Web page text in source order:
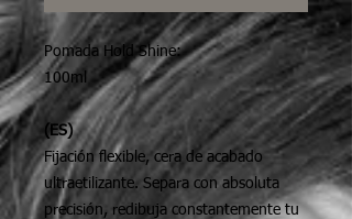
Pomada Hold Shine:
100ml
(ES)
Fijación flexible, cera de acabado
ultraetilizante. Separa con absoluta
precisión, redibuja constantemente tu